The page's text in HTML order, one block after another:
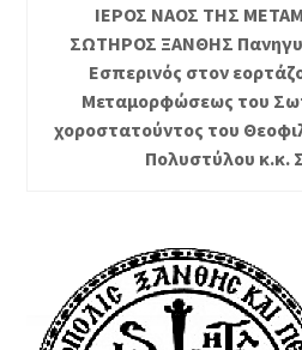
ΙΕΡΟΣ ΝΑΟΣ ΤΗΣ
ΣΩΤΗΡΟΣ ΞΑΝΘΗΣ
Εσπερινός στον
Μεταμορφώσεως του
χοροστατούντος του
Πολυστύλου κ.κ.